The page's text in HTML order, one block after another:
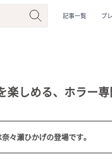
記事一覧 プ
#個人勢 #Vtuberグループ
しめる、ホラー
々瀬ひかげの登場です。